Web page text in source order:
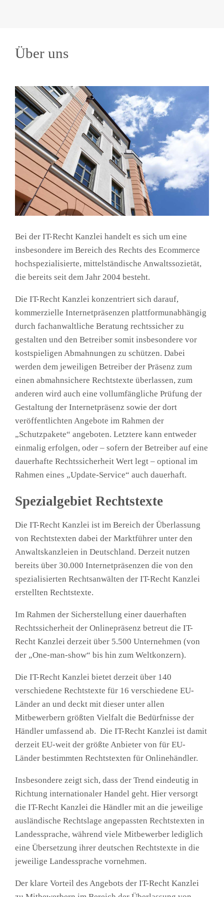
Über uns
Bei der IT-Recht Kanzlei handelt es sich um eine
insbesondere im Bereich des Rechts des Ecommerce
hochspezialisierte, mittelständische Anwaltssozietät,
die bereits seit dem Jahr 2004 besteht.
Die IT-Recht Kanzlei konzentriert sich darauf,
kommerzielle Internetpräsenzen plattformunabhängig
durch fachanwaltliche Beratung rechtssicher zu
gestalten und den Betreiber somit insbesondere vor
kostspieligen Abmahnungen zu schützen. Dabei
werden dem jeweiligen Betreiber der Präsenz zum
einen abmahnsichere Rechtstexte überlassen, zum
anderen wird auch eine vollumfängliche Prüfung der
Gestaltung der Internetpräsenz sowie der dort
veröffentlichten Angebote im Rahmen der
„Schutzpakete“ angeboten. Letztere kann entweder
einmalig erfolgen, oder – sofern der Betreiber auf eine
dauerhafte Rechtssicherheit Wert legt – optional im
Rahmen eines „Update-Service“ auch dauerhaft.
Spezialgebiet Rechtstexte
Die IT-Recht Kanzlei ist im Bereich der Überlassung
von Rechtstexten dabei der Marktführer unter den
Anwaltskanzleien in Deutschland. Derzeit nutzen
bereits über 30.000 Internetpräsenzen die von den
spezialisierten Rechtsanwälten der IT-Recht Kanzlei
erstellten Rechtstexte.
Im Rahmen der Sicherstellung einer dauerhaften
Rechtssicherheit der Onlinepräsenz betreut die IT-
Recht Kanzlei derzeit über 5.500 Unternehmen (von
der „One-man-show“ bis hin zum Weltkonzern).
Die IT-Recht Kanzlei bietet derzeit über 140
verschiedene Rechtstexte für 16 verschiedene EU-
Länder an und deckt mit dieser unter allen
Mitbewerbern größten Vielfalt die Bedürfnisse der
Händler umfassend ab. Die IT-Recht Kanzlei ist damit
derzeit EU-weit der größte Anbieter von für EU-
Länder bestimmten Rechtstexten für Onlinehändler.
Insbesondere zeigt sich, dass der Trend eindeutig in
Richtung internationaler Handel geht. Hier versorgt
die IT-Recht Kanzlei die Händler mit an die jeweilige
ausländische Rechtslage angepassten Rechtstexten in
Landessprache, während viele Mitbewerber lediglich
eine Übersetzung ihrer deutschen Rechtstexte in die
jeweilige Landessprache vornehmen.
Der klare Vorteil des Angebots der IT-Recht Kanzlei